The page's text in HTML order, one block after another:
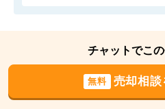
300万円
チャットでこ
無料 売却相談